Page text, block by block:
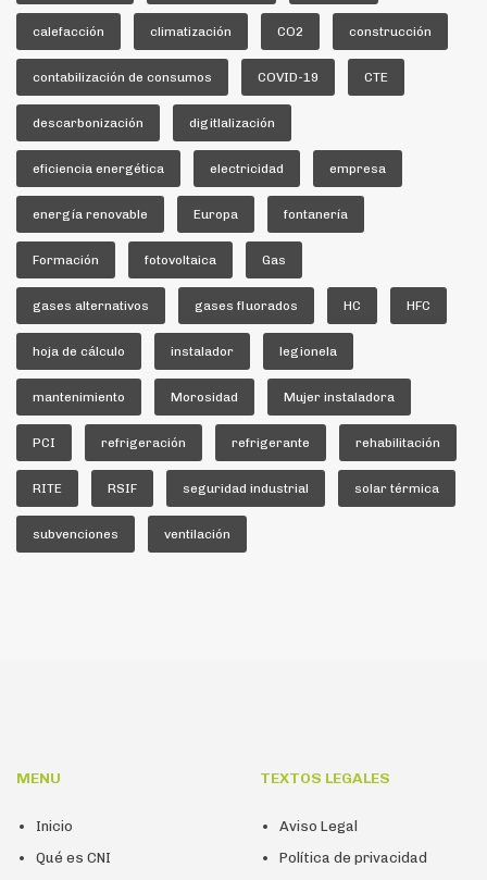
calefacción climatización CO2 construcción
contabilización de consumos COVID-19 CTE
descarbonización digitlalización
eficiencia energética electricidad empresa
energía renovable Europa fontanería
Formación fotovoltaica Gas
gases alternativos gases fluorados HC HFC
hoja de cálculo instalador legionela
mantenimiento Morosidad Mujer instaladora
PCI refrigeración refrigerante rehabilitación
RITE RSIF seguridad industrial solar térmica
subvenciones ventilación
MENU
Inicio
Qué es CNI
TEXTOS LEGALES
Aviso Legal
Política de privacidad